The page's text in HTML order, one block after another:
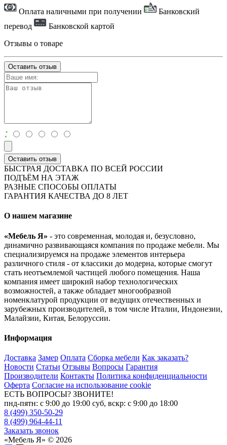
Оплата наличными при получении
Банковский
перевод
Банковской картой
Отзывы о товаре
Оставить отзыв
:
Оставить отзыв
БЫСТРАЯ ДОСТАВКА ПО ВСЕЙ РОССИИ
ПОДЪЁМ НА ЭТАЖ
РАЗНЫЕ СПОСОБЫ ОПЛАТЫ
ГАРАНТИЯ КАЧЕСТВА ДО 8 ЛЕТ
О нашем магазине
«Мебель Я» - это современная, молодая и, безусловно,
динамично развивающаяся компания по продаже мебели. Мы
специализируемся на продаже элементов интерьера
различного стиля - от классики до модерна, которые смогут
стать неотъемлемой частицей любого помещения. Наша
компания имеет широкий набор технологических
возможностей, а также обладает многообразной
номенклатурой продукции от ведущих отечественных и
зарубежных производителей, в том числе Италии, Индонезии,
Малайзии, Китая, Белоруссии.
Информация
Доставка Замер Оплата Сборка мебели Как заказать?
Новости Статьи Отзывы Вопросы Гарантия
Производители Контакты Политика конфиденциальности
Оферта Согласие на использование cookie
ЕСТЬ ВОПРОСЫ? ЗВОНИТЕ!
пнд-пятн: с 9:00 до 19:00 суб, вскр: с 9:00 до 18:00
8 (499) 350-50-29
8 (499) 964-44-11
Заказать звонок
«Мебель Я» © 2026